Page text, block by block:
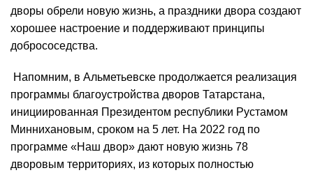
дворы обрели новую жизнь, а праздники двора создают
хорошее настроение и поддерживают принципы
добрососедства.
Напомним, в Альметьевске продолжается реализация
программы благоустройства дворов Татарстана,
инициированная Президентом республики Рустамом
Миннихановым, сроком на 5 лет. На 2022 год по
программе «Наш двор» дают новую жизнь 78
дворовым территориях, из которых полностью